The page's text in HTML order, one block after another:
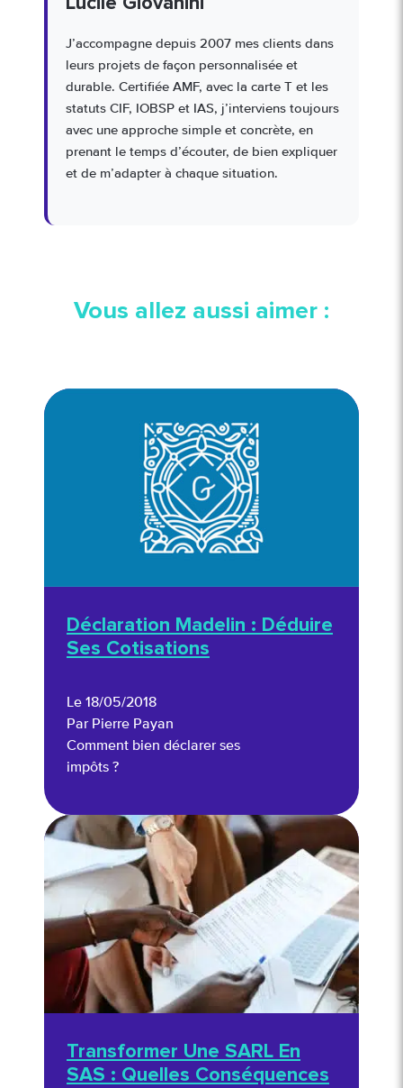
J’accompagne depuis 2007 mes clients dans
leurs projets de façon personnalisée et
durable. Certifiée AMF, avec la carte T et les
statuts CIF, IOBSP et IAS, j’interviens toujours
avec une approche simple et concrète, en
prenant le temps d’écouter, de bien expliquer
et de m’adapter à chaque situation.
Vous allez aussi aimer :
Déclaration Madelin : Déduire
Ses Cotisations
Le 18/05/2018
Par Pierre Payan
Comment bien déclarer ses
impôts ?
Transformer Une SARL En
SAS : Quelles Conséquences